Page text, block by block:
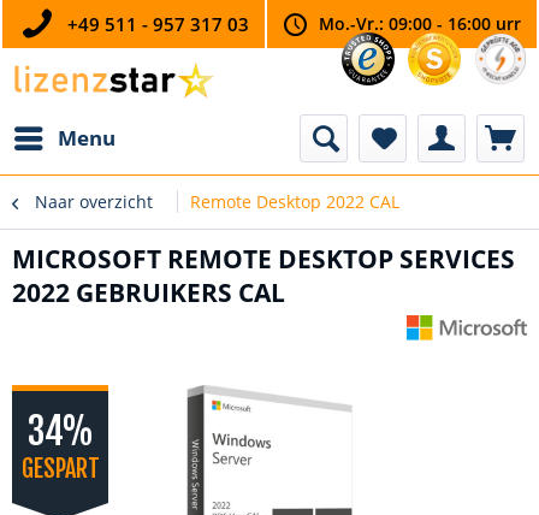
+49 511 - 957 317 03 Mo.-Vr.: 09:00 - 16:00 urr
Menu
Naar overzicht Remote Desktop 2022 CAL
MICROSOFT REMOTE DESKTOP SERVICES
2022 GEBRUIKERS CAL
34%
GESPART